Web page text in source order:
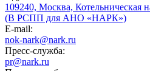
109240, Москва, Котельническая
(В РСПП для АНО «НАРК»)
E-mail:
nok-nark@nark.ru
Пресс-служба:
pr@nark.ru